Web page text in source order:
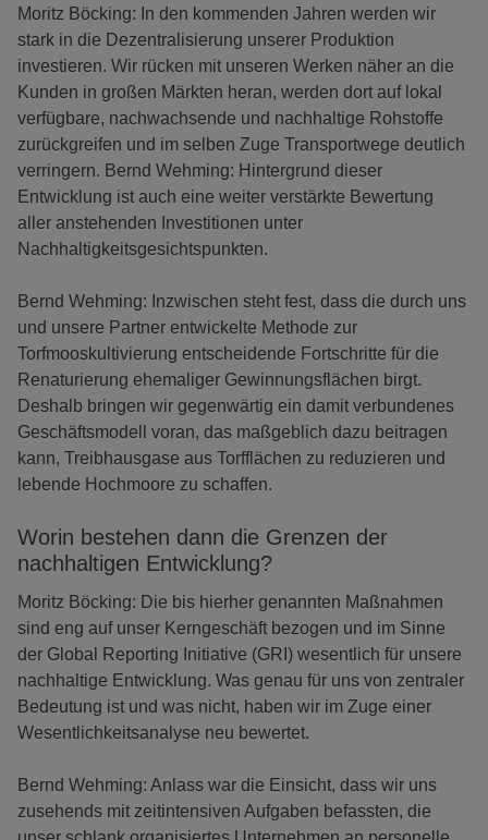
Moritz Böcking: In den kommenden Jahren werden wir
stark in die Dezentralisierung unserer Produktion
investieren. Wir rücken mit unseren Werken näher an die
Kunden in großen Märkten heran, werden dort auf lokal
verfügbare, nachwachsende und nachhaltige Rohstoffe
zurückgreifen und im selben Zuge Transportwege deutlich
verringern. Bernd Wehming: Hintergrund dieser
Entwicklung ist auch eine weiter verstärkte Bewertung
aller anstehenden Investitionen unter
Nachhaltigkeitsgesichtspunkten.
Bernd Wehming: Inzwischen steht fest, dass die durch uns
und unsere Partner entwickelte Methode zur
Torfmooskultivierung entscheidende Fortschritte für die
Renaturierung ehemaliger Gewinnungsflächen birgt.
Deshalb bringen wir gegenwärtig ein damit verbundenes
Geschäftsmodell voran, das maßgeblich dazu beitragen
kann, Treibhausgase aus Torfflächen zu reduzieren und
lebende Hochmoore zu schaffen.
Worin bestehen dann die Grenzen der
nachhaltigen Entwicklung?
Moritz Böcking: Die bis hierher genannten Maßnahmen
sind eng auf unser Kerngeschäft bezogen und im Sinne
der Global Reporting Initiative (GRI) wesentlich für unsere
nachhaltige Entwicklung. Was genau für uns von zentraler
Bedeutung ist und was nicht, haben wir im Zuge einer
Wesentlichkeitsanalyse neu bewertet.
Bernd Wehming: Anlass war die Einsicht, dass wir uns
zusehends mit zeitintensiven Aufgaben befassten, die